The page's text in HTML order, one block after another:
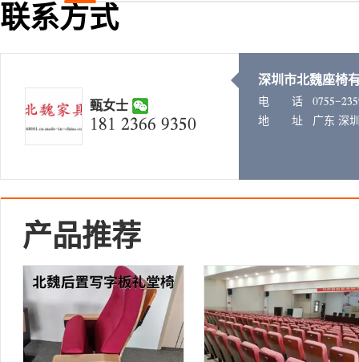
联系方式
甄女士
𐁺𐁻𐁺 𐁼𐁽𐁾𐁾 𐁿𐁽𐂀𐂁
深圳市北魏座椅
电 话
地 址
广东 深
产品推荐